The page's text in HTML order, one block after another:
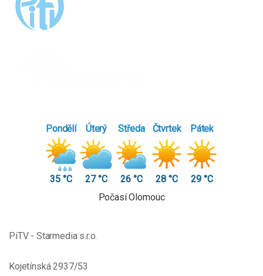
Pondělí
35 °C
Úterý
27 °C
Středa
26 °C
Čtvrtek
28 °C
Pátek
29 °C
Počasí Olomouc
PiTV - Starmedia s.r.o.
Kojetínská 2937/53